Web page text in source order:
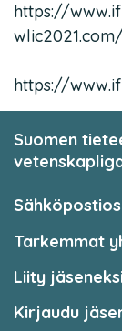
https://
https://
Suomen
Tarkemmat
Liity
Kirjaudu